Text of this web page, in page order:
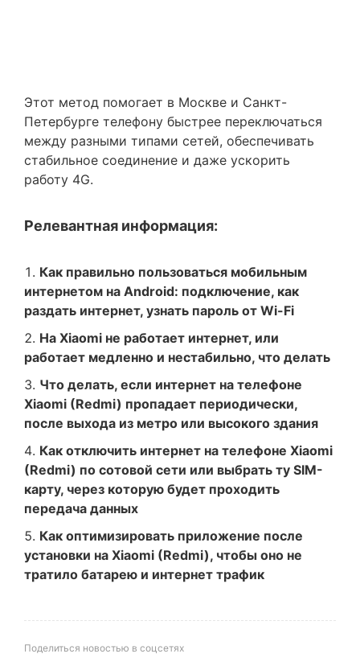
Этот метод помогает в Москве и Санкт-
Петербурге телефону быстрее переключаться
между разными типами сетей, обеспечивать
стабильное соединение и даже ускорить
работу 4G.
Релевантная информация:
Как правильно пользоваться мобильным
интернетом на Android: подключение, как
раздать интернет, узнать пароль от Wi-Fi
На Xiaomi не работает интернет, или
работает медленно и нестабильно, что делать
Что делать, если интернет на телефоне
Xiaomi (Redmi) пропадает периодически,
после выхода из метро или высокого здания
Как отключить интернет на телефоне Xiaomi
(Redmi) по сотовой сети или выбрать ту SIM-
карту, через которую будет проходить
передача данных
Как оптимизировать приложение после
установки на Xiaomi (Redmi), чтобы оно не
тратило батарею и интернет трафик
Поделиться новостью в соцсетях